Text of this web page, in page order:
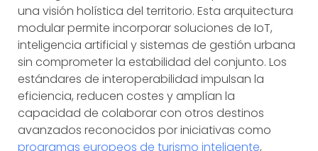
una visión holística del territorio. Esta arquitectura
modular permite incorporar soluciones de IoT,
inteligencia artificial y sistemas de gestión urbana
sin comprometer la estabilidad del conjunto. Los
estándares de interoperabilidad impulsan la
eficiencia, reducen costes y amplían la
capacidad de colaborar con otros destinos
avanzados reconocidos por iniciativas como
programas europeos de turismo inteligente,